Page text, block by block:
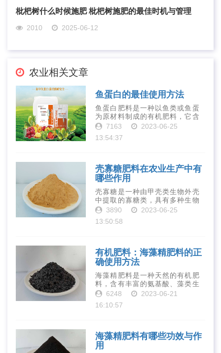
枇杷树什么时候施肥 枇杷树施肥的最佳时机与管理
2010 2025-06-12
农业相关文章
鱼蛋白的最佳使用方法
鱼蛋白肥料是一种以鱼类或鱼蛋
为原材料制成的有机肥料，它含
有丰富的营养物质，如氮、磷、
元素和植物生长因子。这些营养
7163
2023-06-25
13:54:37
壳寡糖肥料在农业生产中有
哪些作用
壳寡糖是一种由甲壳类生物外壳
中提取的寡糖类，具有多种生物
活性和营养价值。在农业生产
是作为一种新型的有机肥料，壳
3890
2023-06-25
13:50:58
有机肥料：海藻精肥料的正
确使用方法
海藻精肥料是一种天然的有机肥
料，含有丰富的氨基酸、藻类生
长素、维生素、微量元素、蛋白
力、促进植物生长、增强植物抗
6248
2023-06-21
16:10:57
海藻精肥料有哪些功效与作
用